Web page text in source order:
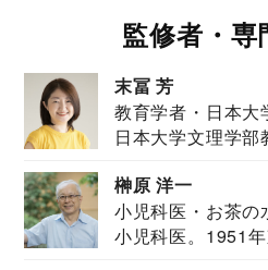
監修者・専
末冨 芳
教育学者・日本大
日本大学文理学
榊原 洋一
小児科医・お茶の
小児科医。1951